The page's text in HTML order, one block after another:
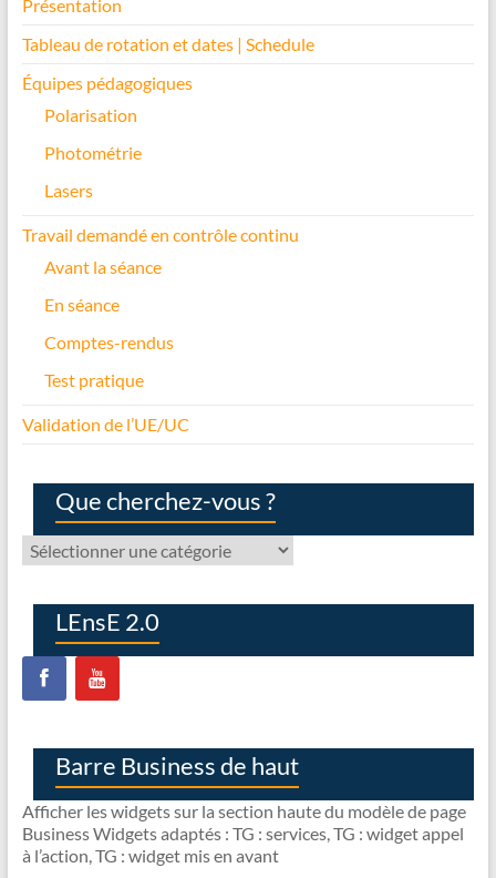
Présentation
Tableau de rotation et dates | Schedule
Équipes pédagogiques
Polarisation
Photométrie
Lasers
Travail demandé en contrôle continu
Avant la séance
En séance
Comptes-rendus
Test pratique
Validation de l’UE/UC
Que cherchez-vous ?
Que
cherchez-
LEnsE 2.0
Barre Business de haut
Afficher les widgets sur la section haute du modèle de page
Business Widgets adaptés : TG : services, TG : widget appel
à l’action, TG : widget mis en avant